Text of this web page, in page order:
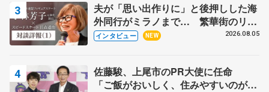
夫が「思い出作りに」と後押しした海
外同行がミラノまで… 繁華街のリン
クでは不良のお兄さんも味方に 小林
インタビュー NEW 2026.08.05
佐藤駿、上尾市のPR大使に任命
「ご飯がおいしく、住みやすいのが魅